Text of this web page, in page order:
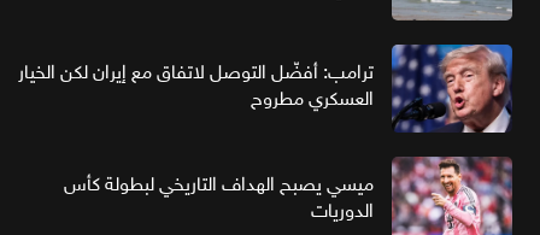
ترامب: أفضّل التوصل لاتفاق مع إيران لكن الخيار
العسكري مطروح
ميسي يصبح الهداف التاريخي لبطولة كأس
الدوريات